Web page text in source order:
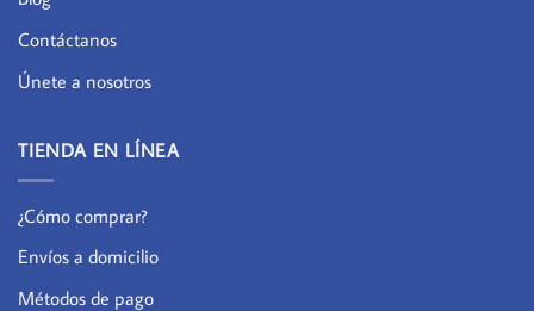
Contáctanos
Únete a nosotros
TIENDA EN LÍNEA
¿Cómo comprar?
Envíos a domicilio
Métodos de pago